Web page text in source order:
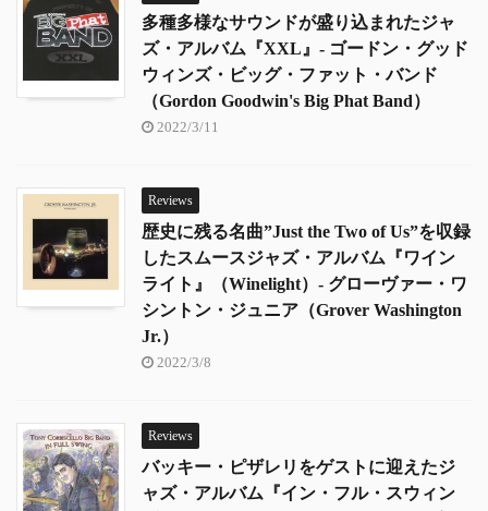
多種多様なサウンドが盛り込まれたジャ
ズ・アルバム『XXL』- ゴードン・グッド
ウィンズ・ビッグ・ファット・バンド
（Gordon Goodwin's Big Phat Band）
2022/3/11
Reviews
歴史に残る名曲”Just the Two of Us”を収録
したスムースジャズ・アルバム『ワイン
ライト』（Winelight）- グローヴァー・ワ
シントン・ジュニア（Grover Washington
Jr.）
2022/3/8
Reviews
バッキー・ピザレリをゲストに迎えたジ
ャズ・アルバム『イン・フル・スウィン